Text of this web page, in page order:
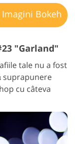
Imagini Bokeh
"Garland"
tale nu a fost
suprapunere
cu câteva